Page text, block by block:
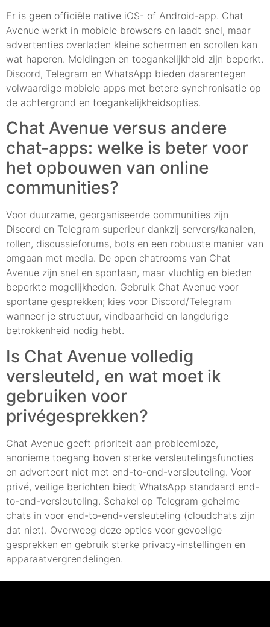
Er is geen officiële native iOS- of Android-app. Chat
Avenue werkt in mobiele browsers en laadt snel, maar
advertenties overladen kleine schermen en scrollen kan
wat haperen. Meldingen en toegankelijkheid zijn beperkt.
Discord, Telegram en WhatsApp bieden daarentegen
volwaardige mobiele apps met betere synchronisatie op
de achtergrond en toegankelijkheidsopties.
Chat Avenue versus andere
chat-apps: welke is beter voor
het opbouwen van online
communities?
Voor duurzame, georganiseerde communities zijn
Discord en Telegram superieur dankzij servers/kanalen,
rollen, discussieforums, bots en een robuuste manier van
omgaan met media. De open chatrooms van Chat
Avenue zijn snel en spontaan, maar vluchtig en bieden
beperkte mogelijkheden. Gebruik Chat Avenue voor
spontane gesprekken; kies voor Discord/Telegram
wanneer je structuur, vindbaarheid en langdurige
betrokkenheid nodig hebt.
Is Chat Avenue volledig
versleuteld, en wat moet ik
gebruiken voor
privégesprekken?
Chat Avenue geeft prioriteit aan probleemloze,
anonieme toegang boven sterke versleutelingsfuncties
en adverteert niet met end-to-end-versleuteling. Voor
privé, veilige berichten biedt WhatsApp standaard end-
to-end-versleuteling. Schakel op Telegram geheime
chats in voor end-to-end-versleuteling (cloudchats zijn
dat niet). Overweeg deze opties voor gevoelige
gesprekken en gebruik sterke privacy-instellingen en
apparaatvergrendelingen.